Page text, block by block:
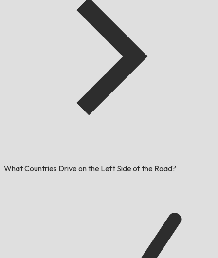
What Countries Drive on the Left Side of the Road?